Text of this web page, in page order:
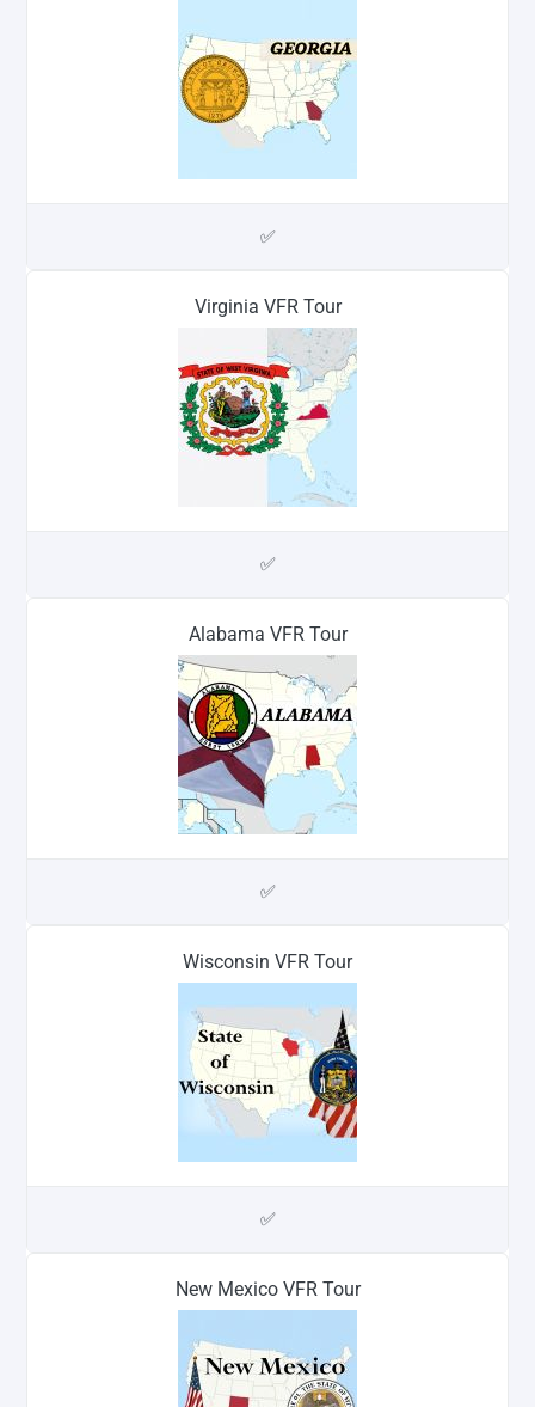
✅
Virginia VFR Tour
✅
Alabama VFR Tour
✅
Wisconsin VFR Tour
✅
New Mexico VFR Tour